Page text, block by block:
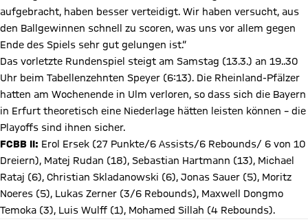
aufgebracht, haben besser verteidigt. Wir haben versucht, aus
den Ballgewinnen schnell zu scoren, was uns vor allem gegen
Ende des Spiels sehr gut gelungen ist.“
Das vorletzte Rundenspiel steigt am Samstag (13.3.) an 19..30
Uhr beim Tabellenzehnten Speyer (6:13). Die Rheinland-Pfälzer
hatten am Wochenende in Ulm verloren, so dass sich die Bayern
in Erfurt theoretisch eine Niederlage hätten leisten können – die
Playoffs sind ihnen sicher.
FCBB II: Erol Ersek (27 Punkte/6 Assists/6 Rebounds/ 6 von 10
Dreiern), Matej Rudan (18), Sebastian Hartmann (13), Michael
Rataj (6), Christian Skladanowski (6), Jonas Sauer (5), Moritz
Noeres (5), Lukas Zerner (3/6 Rebounds), Maxwell Dongmo
Temoka (3), Luis Wulff (1), Mohamed Sillah (4 Rebounds).